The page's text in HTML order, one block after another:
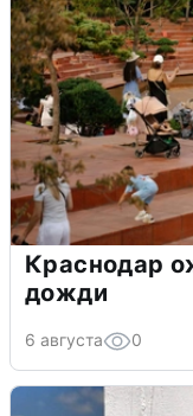
Краснодар
дожди
6 августа 0